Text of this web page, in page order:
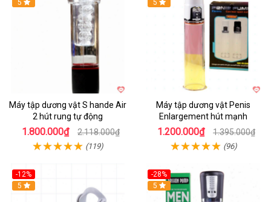
Hot
5
Máy tập dương vật S hande Air
2 hút rung tự động
1.800.000₫ 2.118.000₫
(119)
Hot
5
Máy tập dương vật Penis
Enlargement hút mạnh
1.200.000₫ 1.395.000₫
(96)
-12%
Hot
5
-28%
Hot
5